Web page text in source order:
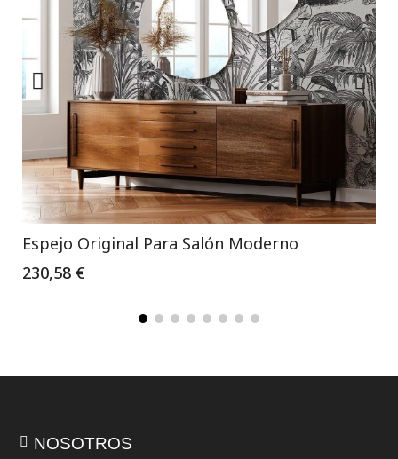
Espejo Original Para Salón Moderno
230,58 €
NOSOTROS